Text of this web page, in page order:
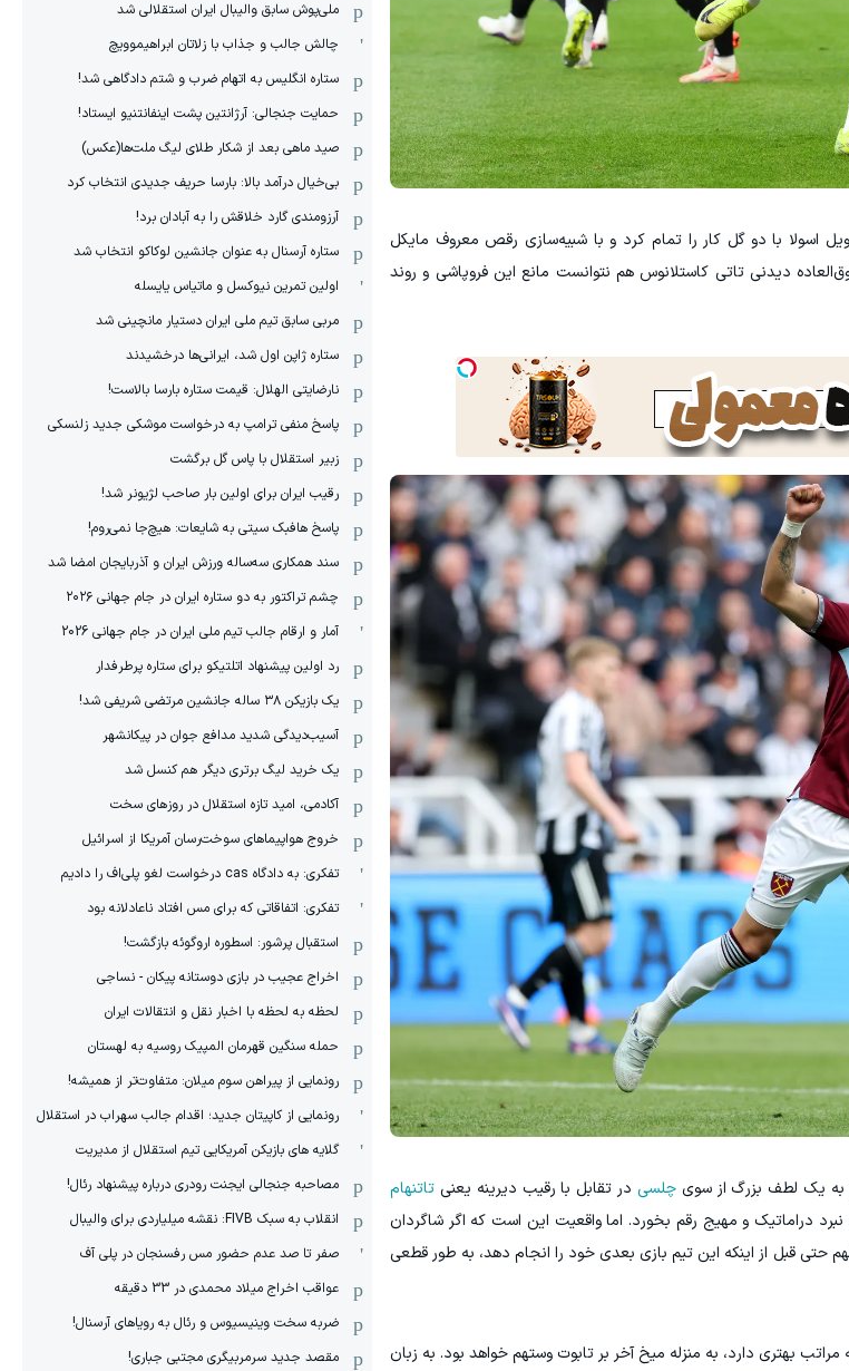
اسولا با دو گل کار را تمام کرد و با شبیه‌سازی رقص معروف مایکل
دیدنی تاتی کاستلانوس هم نتوانست مانع این فروپاشی و روند
به یک لطف بزرگ از سویچلسی در تقابل با رقیب دیرینه یعنی تاتنهام
دراماتیک و مهیج رقم بخورد. اما واقعیت این است که اگر شاگردان
حتی قبل از اینکه این تیم بازی بعدی خود را انجام دهد، به طور قطعی
بهتری دارد، به منزله میخ آخر بر تابوت وستهم خواهد بود. به زبان
ملی‌پوش سابق والیبال ایران استقلالی شد
چالش جالب و جذاب با زلاتان ابراهیموویچ
ستاره انگلیس به اتهام ضرب و شتم دادگاهی شد!
حمایت جنجالی: آرژانتین پشت اینفانتنیو ایستاد!
صید ماهی بعد از شکار طلای لیگ ملت‌ها(عکس)
بی‌خیال درآمد بالا: بارسا حریف جدیدی انتخاب کرد
آرزومندی گارد خلاقش را به آبادان برد!
ستاره آرسنال به عنوان جانشین لوکاکو انتخاب شد
اولین تمرین نیوکسل و ماتیاس یایسله
مربی سابق تیم ملی ایران دستیار مانچینی شد
ستاره ژاپن اول شد، ایرانی‌ها درخشیدند
نارضایتی الهلال: قیمت ستاره بارسا بالاست!
پاسخ منفی ترامپ به درخواست موشکی جدید زلنسکی
زبیر استقلال با پاس گل برگشت
رقیب ایران برای اولین بار صاحب لژیونر شد!
پاسخ هافبک سیتی به شایعات: هیچ‌جا نمی‌روم!
سند همکاری سه‌ساله‌ ‌ورزش ایران و آذربایجان امضا شد
چشم تراکتور به دو ستاره ایران در جام جهانی ۲۰۲۶
آمار و ارقام جالب تیم ملی ایران در جام جهانی 2026
رد اولین پیشنهاد اتلتیکو برای ستاره پرطرفدار
یک بازیکن ۳۸ ساله جانشین مرتضی شریفی شد!
آسیب‌دیدگی شدید مدافع جوان در پیکانشهر
یک خرید لیگ برتری دیگر هم کنسل شد
آکادمی، امید تازه استقلال در روزهای سخت
خروج هواپیماهای سوخت‌رسان آمریکا از اسرائیل
تفکری: به دادگاه cas درخواست لغو پلی‌اف را دادیم
تفکری: اتفاقاتی که برای مس افتاد ناعادلانه بود
استقبال پرشور: اسطوره اروگوئه بازگشت!
اخراج عجیب در بازی دوستانه پیکان - نساجی
لحظه به لحظه با اخبار نقل و انتقالات ایران
حمله سنگین قهرمان المپیک روسیه به لهستان
رونمایی از پیراهن سوم میلان: متفاوت‌تر از همیشه!
رونمایی از کاپیتان جدید؛ اقدام جالب سهراب در استقلال
گلایه های بازیکن آمریکایی تیم استقلال از مدیریت
مصاحبه جنجالی ایجنت رودری درباره پیشنهاد رئال!
انقلاب به سبک FIVB: نقشه میلیاردی برای والیبال
صفر تا صد عدم حضور مس رفسنجان در پلی آف
عواقب اخراج میلاد محمدی در 33 دقیقه
ضربه سخت وینیسیوس و رئال به رویاهای آرسنال!
مقصد جدید سرمربیگری مجتبی جباری!